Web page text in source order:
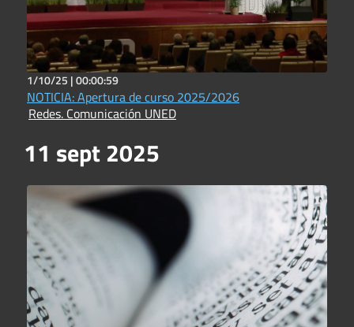
1/10/25 |00:00:59
NOTICIA: Apertura de curso 2025/2026
Redes. Comunicación UNED
11 sept 2025